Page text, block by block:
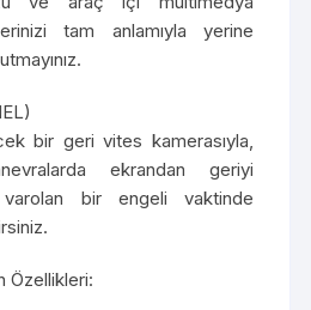
tam anlamıyla yerine
bir geri vites kamerasıyla,
ekrandan geriyi
bir engeli vaktinde
Özellikleri: